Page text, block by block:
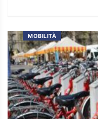
MOBILITÀ